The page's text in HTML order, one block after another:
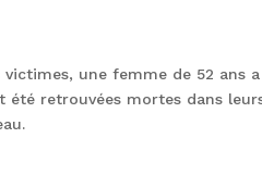
une femme de 52 ans
été retrouvées mortes dans